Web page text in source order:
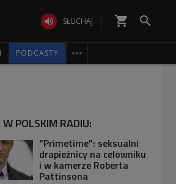
 SŁUCHAJ shopping_cart 
PODCASTY 
POLSKIM RADIU:
"Primetime": seksualni
drapieżnicy na celowniku
i w kamerze Roberta
Pattinsona